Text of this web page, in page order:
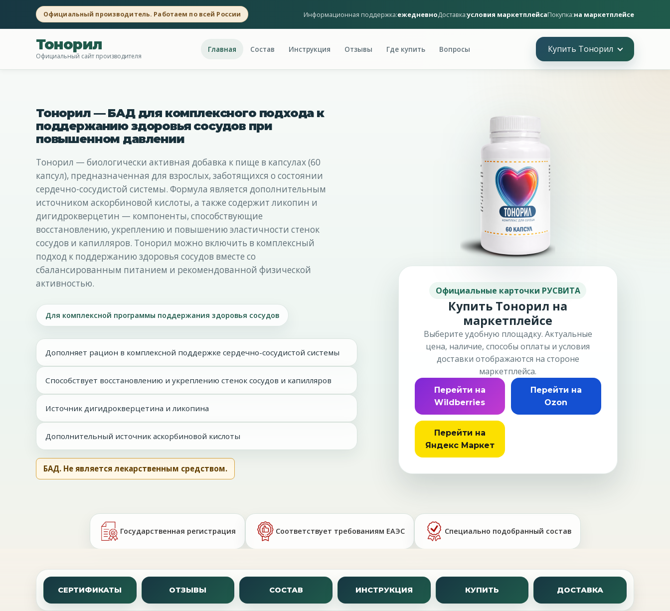
Официальный производитель. Работаем по всей России Информационная поддержка:ежедневноДоставка:условия маркетплейсаПокупка:на маркетплейсе
Тонорил
Официальный сайт производителя
Главная Состав Инструкция Отзывы Где купить Вопросы Купить Тонорил
Тонорил — БАД для комплексного подхода к
поддержанию здоровья сосудов при
повышенном давлении
Тонорил — биологически активная добавка к пище в капсулах (60
капсул), предназначенная для взрослых, заботящихся о состоянии
сердечно-сосудистой системы. Формула является дополнительным
источником аскорбиновой кислоты, а также содержит ликопин и
дигидрокверцетин — компоненты, способствующие
восстановлению, укреплению и повышению эластичности стенок
сосудов и капилляров. Тонорил можно включить в комплексный
подход к поддержанию здоровья сосудов вместе со
сбалансированным питанием и рекомендованной физической
активностью.
Для комплексной программы поддержания здоровья сосудов
Дополняет рацион в комплексной поддержке сердечно-сосудистой системы
Способствует восстановлению и укреплению стенок сосудов и капилляров
Источник дигидрокверцетина и ликопина
Дополнительный источник аскорбиновой кислоты
БАД. Не является лекарственным средством.
Официальные карточки РУСВИТА
Купить Тонорил на
маркетплейсе
Выберите удобную площадку. Актуальные
цена, наличие, способы оплаты и условия
доставки отображаются на стороне
маркетплейса.
Перейти на
Wildberries
Перейти на
Ozon
Перейти на
Яндекс Маркет
Государственная регистрация Соответствует требованиям ЕАЭС Специально подобранный состав
СЕРТИФИКАТЫ ОТЗЫВЫ СОСТАВ ИНСТРУКЦИЯ КУПИТЬ ДОСТАВКА